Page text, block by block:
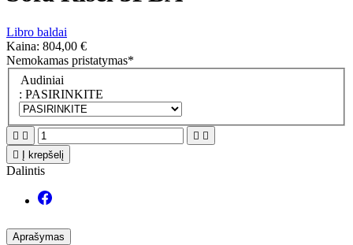
Libro baldai
Kaina: 804,00 €
Nemokamas pristatymas*
Audiniai
: PASIRINKITE
   

Į krepšelį
Dalintis
Aprašymas